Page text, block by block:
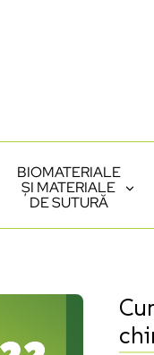
BIOMATERIALE
ȘI MATERIALE
DE SUTURĂ